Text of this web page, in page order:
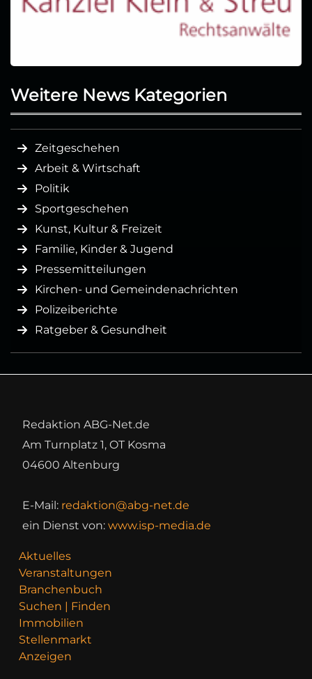
Weitere News Kategorien
Zeitgeschehen
Arbeit & Wirtschaft
Politik
Sportgeschehen
Kunst, Kultur & Freizeit
Familie, Kinder & Jugend
Pressemitteilungen
Kirchen- und Gemeindenachrichten
Polizeiberichte
Ratgeber & Gesundheit
Redaktion ABG-Net.de
Am Turnplatz 1, OT Kosma
04600 Altenburg
E-Mail: redaktion@abg-net.de
ein Dienst von: www.isp-media.de
Aktuelles
Veranstaltungen
Branchenbuch
Suchen | Finden
Immobilien
Stellenmarkt
Anzeigen